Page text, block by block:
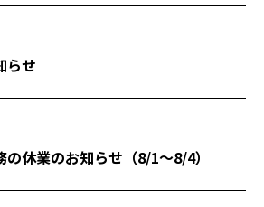
らせ
休業のお知らせ（8/1〜8/4）